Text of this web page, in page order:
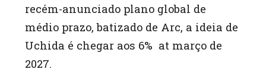
recém-anunciado plano global de
médio prazo, batizado de Arc, a ideia de
Uchida é chegar aos 6% at março de
2027.